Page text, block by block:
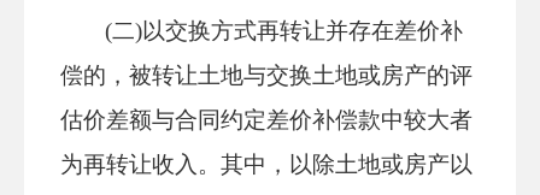
(二)以交换方式再转让并存在差价补
偿的，被转让土地与交换土地或房产的评
估价差额与合同约定差价补偿款中较大者
为再转让收入。其中，以除土地或房产以